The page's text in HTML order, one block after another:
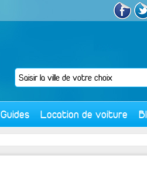
Guides Location de voiture